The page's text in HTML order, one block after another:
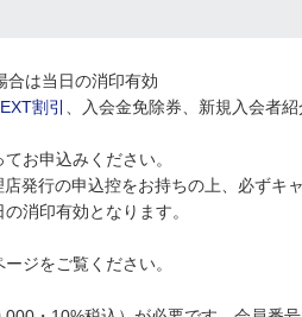
は当日の消印有効
割引
、入会金免除券、新規入会者
お申込みください。
発行の申込控をお持ちの上、必ずキ
消印有効となります。
ジをご覧ください。